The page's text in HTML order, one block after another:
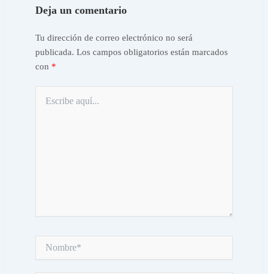
Deja un comentario
Tu dirección de correo electrónico no será
publicada. Los campos obligatorios están marcados
con *
aquí...